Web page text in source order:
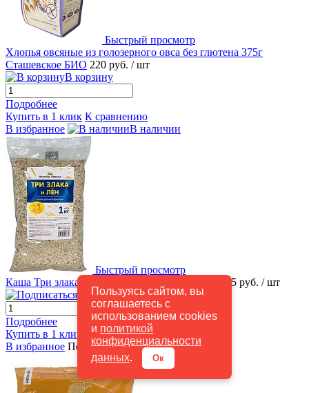
Пользуясь сайтом, вы
соглашаетесь с
использованием cookies
и политикой
конфиденциальности
данных. Ок
Быстрый просмотр
Хлопья овсяные из голозерного овса без глютена 375г
Сташевское БИО 220 руб. / шт
В корзину
Подробнее
Купить в 1 клик К сравнению
В избранное
В наличии
Быстрый просмотр
Каша Три злака и лён 1кг Житница здоровья
185 руб. / шт
Подписаться
Подробнее
Купить в 1 клик
К сравнению
В избранное Под заказ